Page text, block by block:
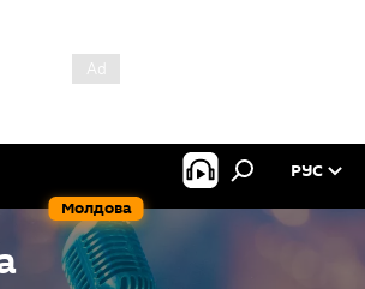
Молдова
РУС